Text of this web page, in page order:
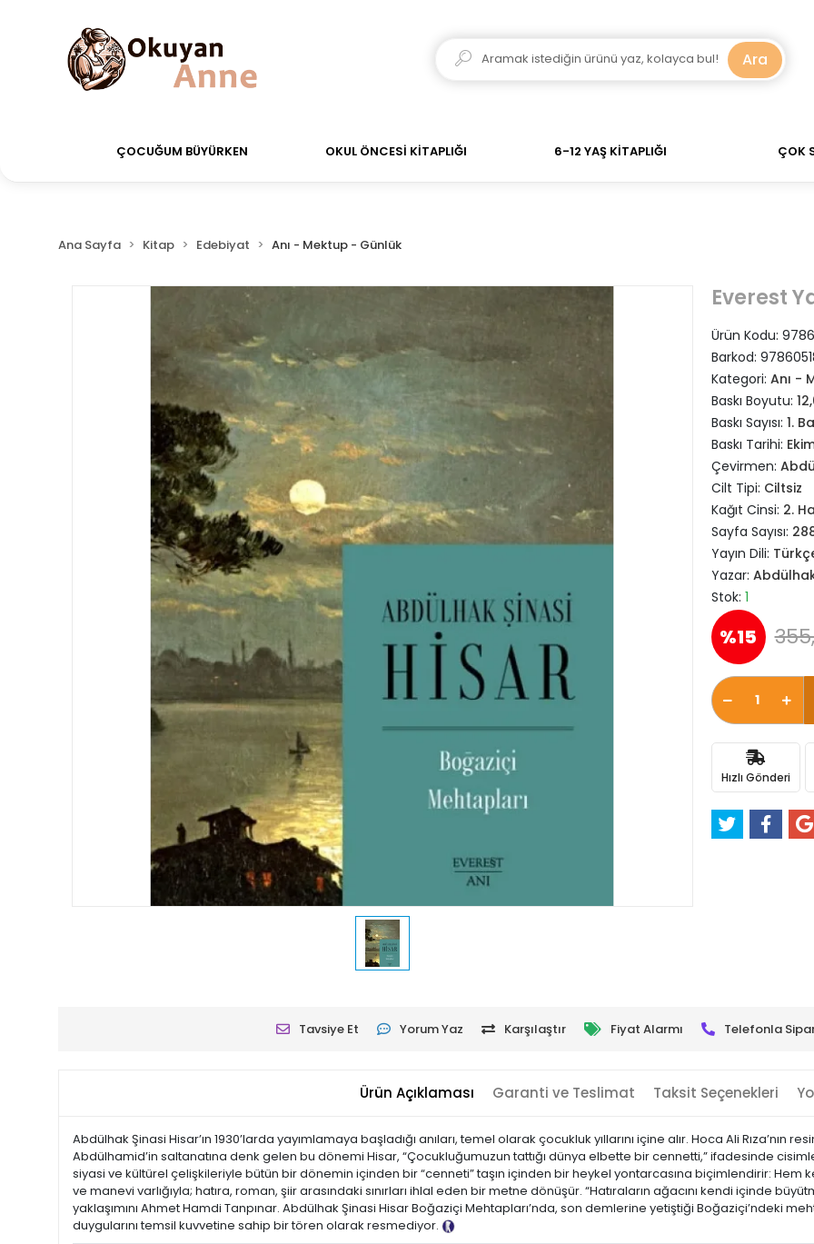
siparişler Aynı Gün Kargo! Saat 11:00'a kadar verdiğiniz siparişler Aynı Gün Kargo! 700 TL
Ara
ÇOCUĞUM BÜYÜRKEN OKUL ÖNCESİ KİTAPLIĞI 6-12 YAŞ KİTAPLIĞI ÇOK
Ana Sayfa Kitap Edebiyat Anı - Mektup - Günlük
Everest
Ürün Kodu:
Barkod:
Kategori: Anı -
Baskı Boyutu:
Baskı Sayısı: 1.
Baskı Tarihi:
Çevirmen:
Cilt Tipi: Ciltsiz
Kağıt Cinsi: 2.
Sayfa Sayısı:
Yayın Dili:
Yazar:
Stok: 1
%15
Hızlı Gönderi
Tavsiye Et Yorum Yaz Karşılaştır Fiyat Alarmı Telefonla
Ürün Açıklaması Garanti ve Teslimat Taksit Seçenekleri
Abdülhak Şinasi Hisar’ın 1930’larda yayımlamaya başladığı anıları, temel olarak çocukluk yıllarını içine alır. Hoca Ali
Abdülhamid’in saltanatına denk gelen bu dönemi Hisar, “Çocukluğumuzun tattığı dünya elbette bir cennetti,” ifadesinde
siyasi ve kültürel çelişkileriyle bütün bir dönemin içinden bir “cenneti” taşın içinden bir heykel yontarcasına biçimlendirir: Hem
ve manevi varlığıyla; hatıra, roman, şiir arasındaki sınırları ihlal eden bir metne dönüşür. “Hatıraların ağacını kendi içinde
yaklaşımını Ahmet Hamdi Tanpınar. Abdülhak Şinasi Hisar Boğaziçi Mehtapları’nda, son demlerine yetiştiği Boğaziçi’ndeki
duygularını temsil kuvvetine sahip bir tören olarak resmediyor.
Tanıtım Metni